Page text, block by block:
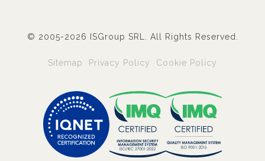
© 2005-2026 ISGroup SRL. All Rights Reserved.
Sitemap Privacy Policy Cookie Policy